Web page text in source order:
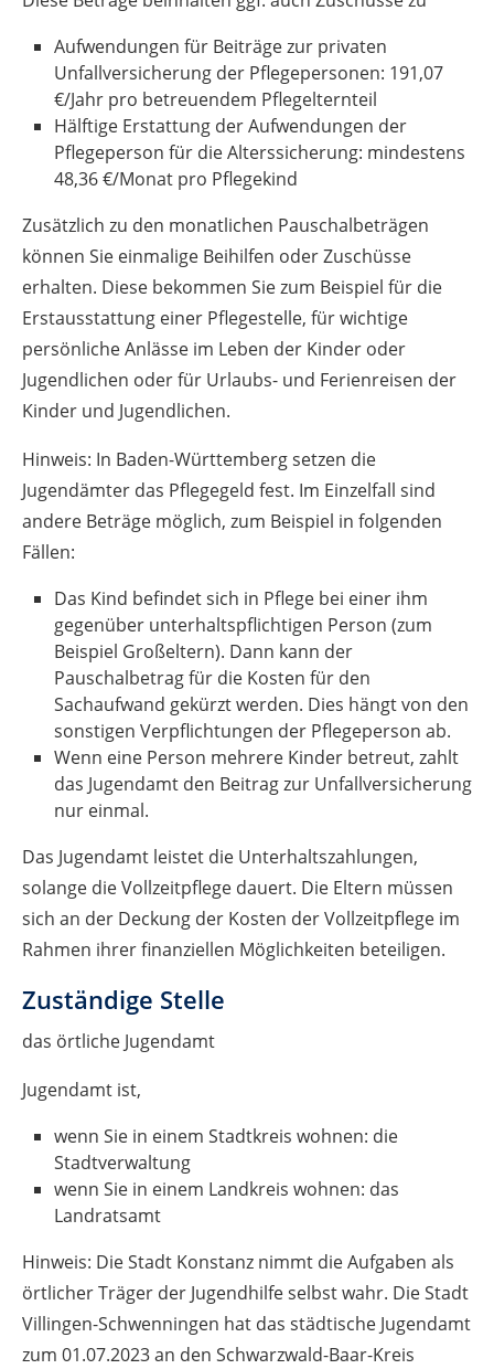
Aufwendungen für Beiträge zur privaten
Unfallversicherung der Pflegepersonen: 191,07
€/Jahr pro betreuendem Pflegelternteil
Hälftige Erstattung der Aufwendungen der
Pflegeperson für die Alterssicherung: mindestens
48,36 €/Monat pro Pflegekind
Zusätzlich zu den monatlichen Pauschalbeträgen
können Sie einmalige Beihilfen oder Zuschüsse
erhalten. Diese bekommen Sie zum Beispiel für die
Erstausstattung einer Pflegestelle, für wichtige
persönliche Anlässe im Leben der Kinder oder
Jugendlichen oder für Urlaubs- und Ferienreisen der
Kinder und Jugendlichen.
Hinweis: In Baden-Württemberg setzen die
Jugendämter das Pflegegeld fest. Im Einzelfall sind
andere Beträge möglich, zum Beispiel in folgenden
Fällen:
Das Kind befindet sich in Pflege bei einer ihm
gegenüber unterhaltspflichtigen Person (zum
Beispiel Großeltern). Dann kann der
Pauschalbetrag für die Kosten für den
Sachaufwand gekürzt werden. Dies hängtvon den
sonstigen Verpflichtungen der Pflegeperson ab.
Wenn eine Person mehrere Kinder betreut, zahlt
das Jugendamt den Beitrag zur Unfallversicherung
nur einmal.
Das Jugendamt leistet die Unterhaltszahlungen,
solange die Vollzeitpflege dauert. Die Eltern müssen
sich an der Deckung der Kosten der Vollzeitpflege im
Rahmen ihrer finanziellen Möglichkeiten beteiligen.
Zuständige Stelle
das örtliche Jugendamt
Jugendamt ist,
wenn Sie in einem Stadtkreis wohnen: die
Stadtverwaltung
wenn Sie in einem Landkreis wohnen: das
Landratsamt
Hinweis: Die Stadt Konstanz nimmt die Aufgaben als
örtlicher Träger der Jugendhilfe selbst wahr. Die Stadt
Villingen-Schwenningen hat das städtische Jugendamt
zum 01.07.2023 an den Schwarzwald-Baar-Kreis